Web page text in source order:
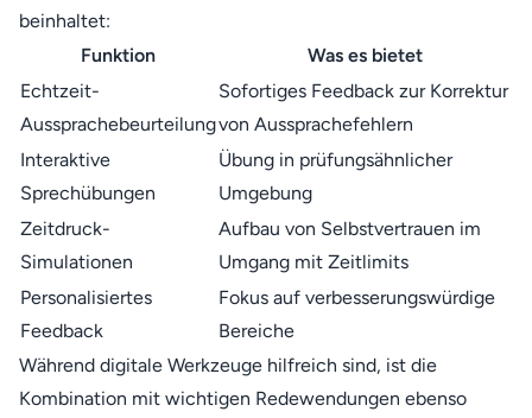
beinhaltet:
Funktion
Was es bietet
Echtzeit-
Aussprachebeurteilung
Sofortiges Feedback zur Korrektur
von Aussprachefehlern
Interaktive
Sprechübungen
Übung in prüfungsähnlicher
Umgebung
Zeitdruck-
Simulationen
Aufbau von Selbstvertrauen im
Umgang mit Zeitlimits
Personalisiertes
Feedback
Fokus auf verbesserungswürdige
Bereiche
Während digitale Werkzeuge hilfreich sind, ist die
Kombination mit wichtigen Redewendungen ebenso